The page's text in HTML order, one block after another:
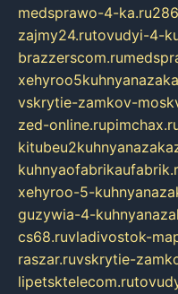
medsprawo-4-ka.ru
zajmy24.rutovudyi-4-
brazzerscom.ru
vskrytie-zamkov-
zed-online.ru
xehyroo-5-
guzywia-4-
cs68.ruvladivostok-
raszar.ruvskrytie-
lipetsktelecom.ru